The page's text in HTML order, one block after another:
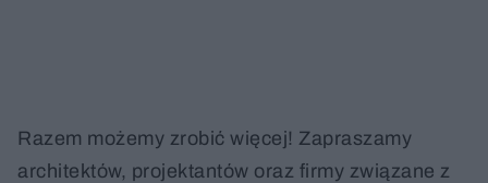
Razem możemy zrobić więcej! Zapraszamy
architektów, projektantów oraz firmy związane z